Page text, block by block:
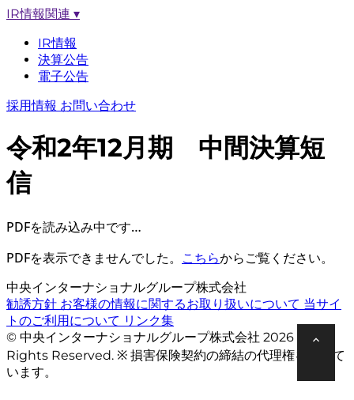
IR情報関連 ▾
IR情報
決算公告
電子公告
採用情報 お問い合わせ
令和2年12月期 中間決算短
信
PDFを読み込み中です…
PDFを表示できませんでした。 こちらからご覧ください。
中央インターナショナルグループ株式会社
勧誘方針 お客様の情報に関するお取り扱いについて 当サイ
トのご利用について リンク集
© 中央インターナショナルグループ株式会社 2026 All
Rights Reserved. ※ 損害保険契約の締結の代理権を有して
います。